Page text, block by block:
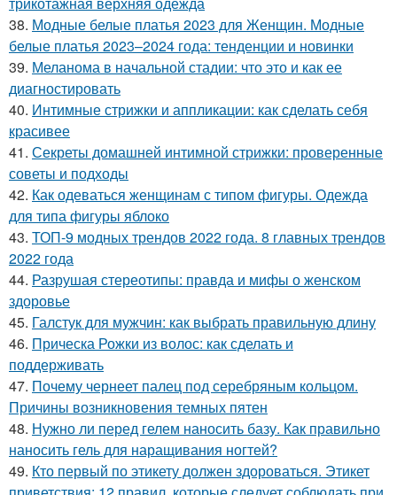
38. Модные белые платья 2023 для Женщин. Модные
белые платья 2023–2024 года: тенденции и новинки
39. Меланома в начальной стадии: что это и как ее
диагностировать
40. Интимные стрижки и аппликации: как сделать себя
красивее
41. Секреты домашней интимной стрижки: проверенные
советы и подходы
42. Как одеваться женщинам с типом фигуры. Одежда
для типа фигуры яблоко
43. ТОП-9 модных трендов 2022 года. 8 главных трендов
2022 года
44. Разрушая стереотипы: правда и мифы о женском
здоровье
45. Галстук для мужчин: как выбрать правильную длину
46. Прическа Рожки из волос: как сделать и
поддерживать
47. Почему чернеет палец под серебряным кольцом.
Причины возникновения темных пятен
48. Нужно ли перед гелем наносить базу. Как правильно
наносить гель для наращивания ногтей?
49. Кто первый по этикету должен здороваться. Этикет